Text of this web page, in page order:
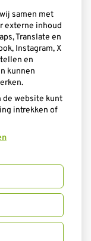
samen met
externe inhoud
Translate en
Instagram, X
en
kunnen
de website kunt
intrekken of